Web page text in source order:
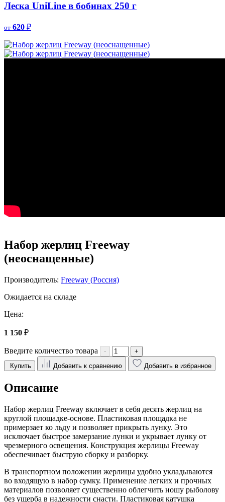
Леска UniLine в бобинах 250 г
от 620 ₽
Набор жерлиц Freeway
(неоснащенные)
Производитель: Freeway (Россия)
Ожидается на складе
Цена:
1 150 ₽
Введите количество товара -
+
Купить
Добавить к сравнению Добавить в избранное
Описание
Набор жерлиц Freeway включает в себя десять жерлиц на
круглой площадке-основе. Пластиковая площадка не
примерзает ко льду и позволяет прикрыть лунку. Это
исключает быстрое замерзание лунки и укрывает лунку от
чрезмерного освещения. Конструкция жерлицы Freeway
обеспечивает быструю сборку и разборку.
В транспортном положении жерлицы удобно укладываются
во входящую в набор сумку. Применение легких и прочных
материалов позволяет существенно облегчить ношу рыболову
без ущерба в надежности снасти. Пластиковая катушка